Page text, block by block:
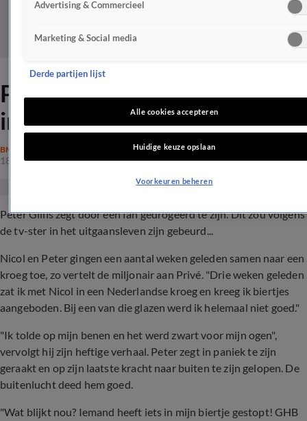
Peter Gillis over heftig
incident: 'Ik ben gedrogeerd'
BN'ERS
18 mrt 2022, 16:20
Peter Gillis zegt door een fan gedrogeerd te zijn. Dit zou volgens
de tv-ster in het uitgaansleven zijn gebeurd...
Nicol en Peter gingen een aantal weken geleden samen naar een
kroeg toe, zo vertelt de miljonair aan Privé. "Drie weken geleden
zat ik met Nicol in een Nederlandse kroeg en kreeg ik biertjes
aangeboden. Bij een van die glazen werd ik helemaal niet goed."
"Ik tolde op mijn benen en het werd zwart voor mijn ogen",
vervolgt hij zijn heftige verhaal. Peter zegt in paniek te zijn
geraakt en op zijn laatste kracht naar buiten te zijn gelopen. De
buitenlucht deed hem goed.
"Wat blijkt nou? Iemand heeft iets in mijn biertje gestopt! GHB
Advertising & Commercieel
Marketing & Social media
Derde partijen lijst
Alle cookies accepteren
Huidige keuze opslaan
Voorkeuren beheren